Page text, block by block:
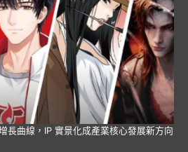
長曲線，IP 實景化成產業核心發展新方向